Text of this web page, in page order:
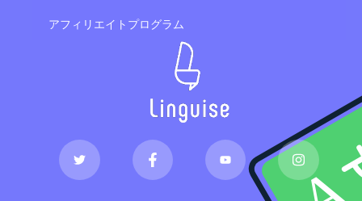
アフィリエイトプログラム